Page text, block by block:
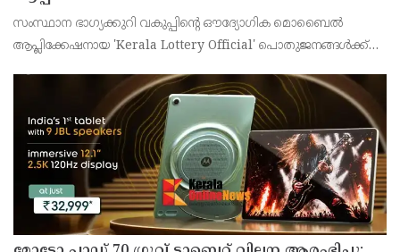
സംസ്ഥാന ഭാഗ്യക്കുറി വകുപ്പിന്റെ ഔദ്യോഗിക മൊബൈൽ
ആപ്ലിക്കേഷനായ 'Kerala Lottery Official' പൊതുജനങ്ങൾക്ക്
അഞ്ജു കെ എസ് അറിയിച്ചു.